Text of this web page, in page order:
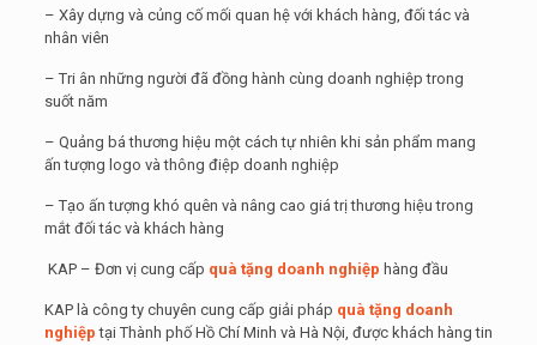
– Xây dựng và củng cố mối quan hệ với khách hàng, đối tác và
nhân viên
– Tri ân những người đã đồng hành cùng doanh nghiệp trong
suốt năm
– Quảng bá thương hiệu một cách tự nhiên khi sản phẩm mang
ấn tượng logo và thông điệp doanh nghiệp
– Tạo ấn tượng khó quên và nâng cao giá trị thương hiệu trong
mắt đối tác và khách hàng
KAP – Đơn vị cung cấp quà tặng doanh nghiệp hàng đầu
KAP là công ty chuyên cung cấp giải pháp quà tặng doanh
nghiệp tại Thành phố Hồ Chí Minh và Hà Nội, được khách hàng tin